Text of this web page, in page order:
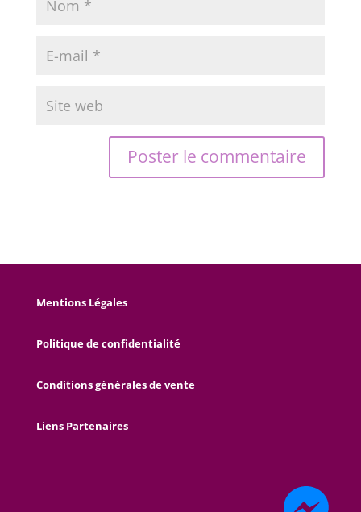
Mentions Légales
Politique de confidentialité
Conditions générales de vente
Liens Partenaires